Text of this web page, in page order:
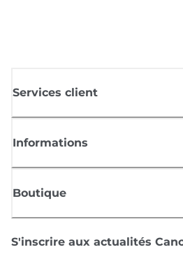
Services client
Informations
Boutique
S'inscrire aux actualités